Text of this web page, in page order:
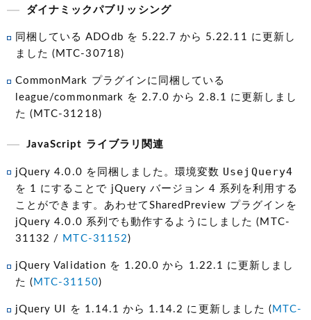
ダイナミックパブリッシング
同梱している ADOdb を 5.22.7 から 5.22.11 に更新し
ました (MTC-30718)
CommonMark プラグインに同梱している
league/commonmark を 2.7.0 から 2.8.1 に更新しまし
た (MTC-31218)
JavaScript ライブラリ関連
jQuery 4.0.0 を同梱しました。環境変数 UsejQuery4
を 1 にすることで jQuery バージョン 4 系列を利用する
ことができます。あわせてSharedPreview プラグインを
jQuery 4.0.0 系列でも動作するようにしました (MTC-
31132 / MTC-31152 )
jQuery Validation を 1.20.0 から 1.22.1 に更新しまし
た ( MTC-31150)
jQuery UI を 1.14.1 から 1.14.2 に更新しました ( MTC-